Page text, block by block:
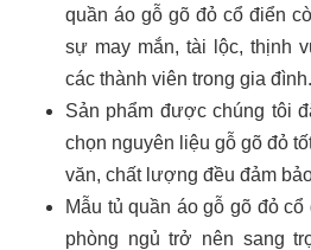
quần áo gỗ gõ đỏ cổ điển
sự may mắn, tài lộc, thịnh
các thành viên trong gia đình.
Sản phẩm được chúng tôi
chọn nguyên liệu gỗ gõ đỏ
văn, chất lượng đều đảm
Mẫu tủ quần áo gỗ gõ đỏ
phòng ngủ trở nên sang